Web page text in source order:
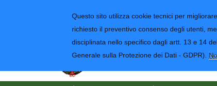
Questo sito utilizza cookie tecnici per
richiesto il preventivo consenso degli utenti,
disciplinata nello specifico dagli artt. 13 e 14
Generale sulla Protezione dei Dati - GDPR).
Regione Liguria
Provincia di